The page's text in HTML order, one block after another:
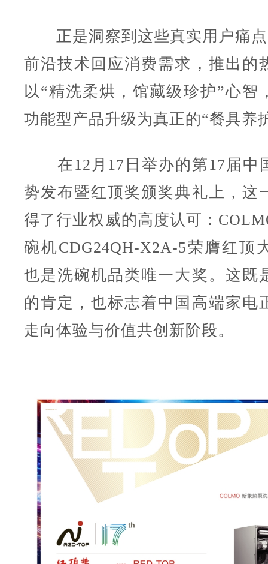
正是洞察到这些真实用户痛点
前沿技术回应消费需求，推出的
以“精洗柔烘，馆藏级珍护”心智
功能型产品升级为真正的“餐具养
在12月17日举办的第17届中
势发布暨红顶奖颁奖典礼上，这
得了行业权威的高度认可：
碗机CDG24QH-X2A-5荣膺红顶
也是洗碗机品类唯一大奖。这既
的肯定，也标志着中国高端家电
走向体验与价值共创新阶段。